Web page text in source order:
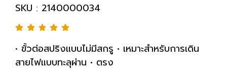
SKU : 2140000034
• ขั้วต่อสปริงแบบไม่มีสกรู • เหมาะสำหรับการเดิน
สายไฟแบบทะลุผ่าน • ตรง